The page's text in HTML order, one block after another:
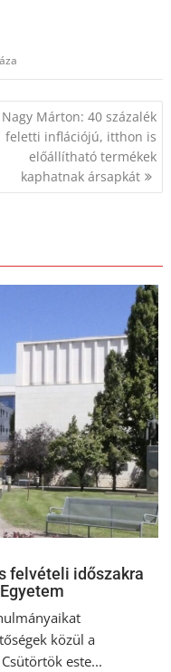
Nagy Márton: 40 százalék
feletti inflációjú, itthon is
előállítható termékek
kaphatnak ársapkát
felvételi időszakra
közül a
este...